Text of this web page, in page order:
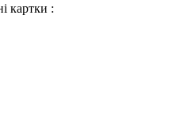
картки :